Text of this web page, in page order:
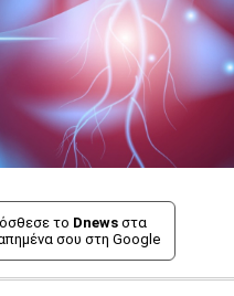
το Dnews στα
σου στη Google